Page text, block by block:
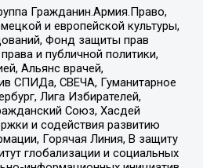
Гражданин.Армия.Право,
и европейской культуры,
Фонд защиты прав
и публичной политики,
Альянс врачей,
СПИДа, СВЕЧА, Гуманитарное
Лига Избирателей,
Союз, Хасдей
и содействия развитию
Горячая Линия, В защиту
глобализации и социальных